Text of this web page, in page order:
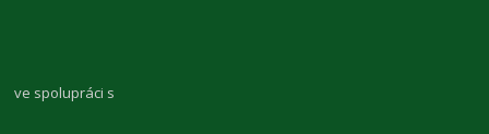
ve spolupráci s